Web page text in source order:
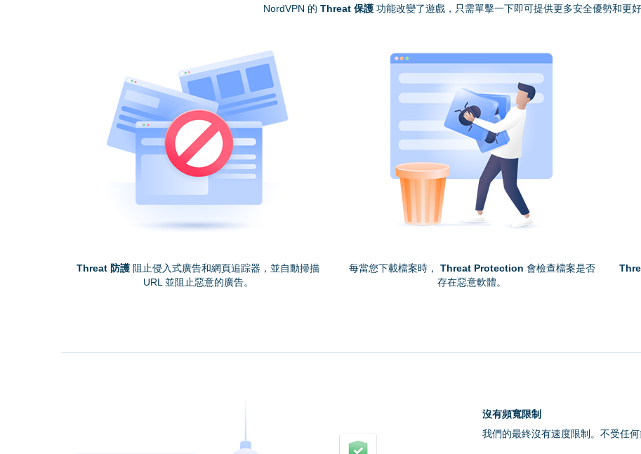
NordVPN 的 Threat 保護功能改變了遊戲，只需單擊一下即可提供更多安全優勢和更好
Threat 防護 阻止侵入式廣告和網頁追踪器，並自動掃描
URL 並阻止惡意的廣告。
每當您下載檔案時， Threat Protection 會檢查檔案是否
存在惡意軟體。
沒有頻寬限制
我們的最終沒有速度限制。不受任